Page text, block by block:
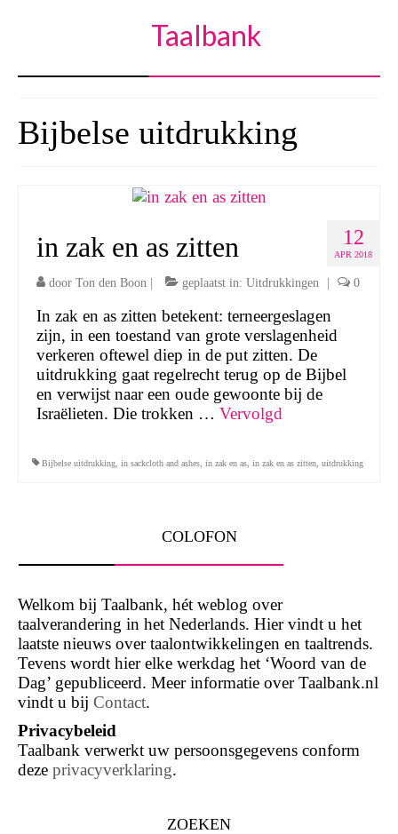
Taalbank
Bijbelse uitdrukking
12
APR 2018
in zak en as zitten
door Ton den Boon | geplaatst in: Uitdrukkingen | 0
In zak en as zitten betekent: terneergeslagen
zijn, in een toestand van grote verslagenheid
verkeren oftewel diep in de put zitten. De
uitdrukking gaat regelrecht terug op de Bijbel
en verwijst naar een oude gewoonte bij de
Israëlieten. Die trokken … Vervolgd
Bijbelse uitdrukking in sackcloth and ashes in zak en as in zak en as zitten uitdrukking
COLOFON
Welkom bij Taalbank, hét weblog over
taalverandering in het Nederlands. Hier vindt u het
laatste nieuws over taalontwikkelingen en taaltrends.
Tevens wordt hier elke werkdag het ‘Woord van de
Dag’ gepubliceerd. Meer informatie over Taalbank.nl
vindt u bij Contact.
Privacybeleid
Taalbank verwerkt uw persoonsgegevens conform
deze privacyverklaring.
ZOEKEN